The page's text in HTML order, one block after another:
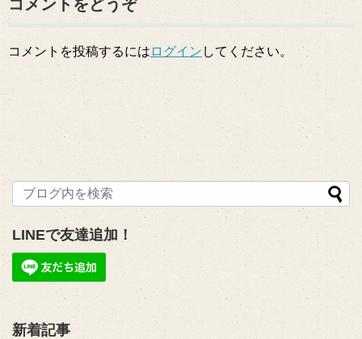
コメントをどうぞ
コメントを投稿するには ログイン してください。
LINEで友達追加！
新着記事